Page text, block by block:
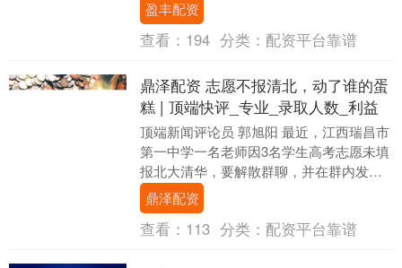
是老....
盈丰配资
查看： 194 分类： 配资平台靠谱
鼎泽配资 志愿不报清北，动了谁的蛋
糕 | 顶端快评_专业_录取人数_利益
顶端新闻评论员 郭旭阳 最近，江西瑞昌市
第一中学一名老师因3名学生高考志愿未填
报北大清华，要解散群聊，并在群内发
表“家长无奈、老师无语，将我们所有的感
情都归化为....
鼎泽配资
查看： 113 分类： 配资平台靠谱